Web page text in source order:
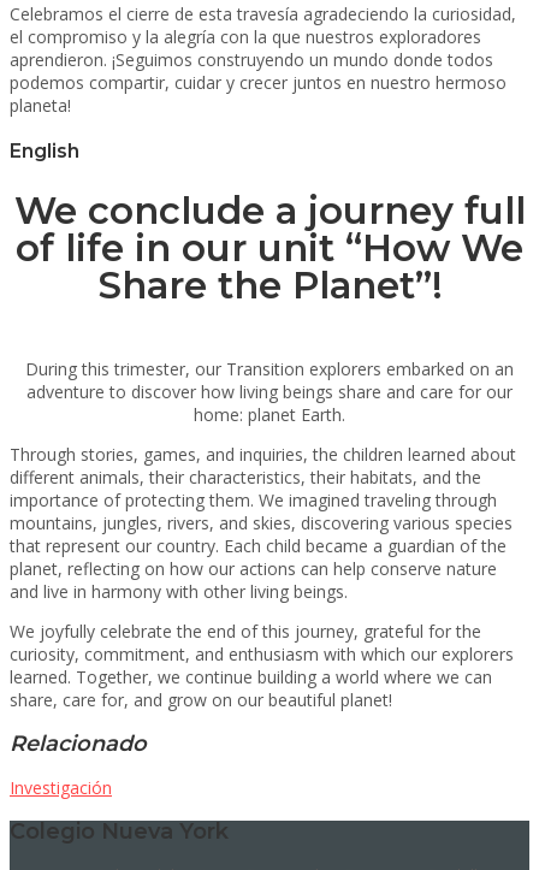
Celebramos el cierre de esta travesía agradeciendo la curiosidad,
el compromiso y la alegría con la que nuestros exploradores
aprendieron. ¡Seguimos construyendo un mundo donde todos
podemos compartir, cuidar y crecer juntos en nuestro hermoso
planeta!
English
We conclude a journey full
of life in our unit “How We
Share the Planet”!
During this trimester, our Transition explorers embarked on an
adventure to discover how living beings share and care for our
home: planet Earth.
Through stories, games, and inquiries, the children learned about
different animals, their characteristics, their habitats, and the
importance of protecting them. We imagined traveling through
mountains, jungles, rivers, and skies, discovering various species
that represent our country. Each child became a guardian of the
planet, reflecting on how our actions can help conserve nature
and live in harmony with other living beings.
We joyfully celebrate the end of this journey, grateful for the
curiosity, commitment, and enthusiasm with which our explorers
learned. Together, we continue building a world where we can
share, care for, and grow on our beautiful planet!
Relacionado
Investigación
Colegio Nueva York